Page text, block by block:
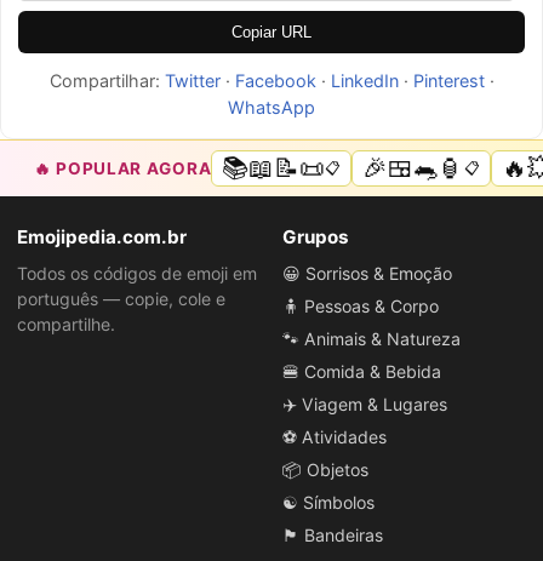
Copiar URL
Compartilhar: Twitter· Facebook · LinkedIn· Pinterest·
WhatsApp
🔥 POPULAR AGORA 📚📖📝📜📋 🎉🍱🐀🏮📋
Emojipedia.com.br
Todos os códigos de emoji em
português — copie, cole e
compartilhe.
Grupos
😀 Sorrisos & Emoção
🧍 Pessoas & Corpo
🐾 Animais & Natureza
🍔 Comida & Bebida
✈️ Viagem & Lugares
⚽ Atividades
📦 Objetos
☯️ Símbolos
🏴 Bandeiras